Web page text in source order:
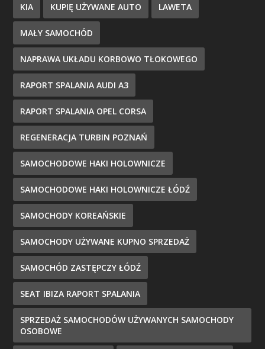
KIA KUPIĘ UŻYWANE AUTO LAWETA
MAŁY SAMOCHÓD
NAPRAWA UKŁADU KORBOWO TŁOKOWEGO
RAPORT SPALANIA AUDI A3
RAPORT SPALANIA OPEL CORSA
REGENERACJA TURBIN POZNAŃ
SAMOCHODOWE HAKI HOLOWNICZE
SAMOCHODOWE HAKI HOLOWNICZE ŁÓDŹ
SAMOCHODY KOREAŃSKIE
SAMOCHODY UŻYWANE KUPNO SPRZEDAŻ
SAMOCHÓD ZASTĘPCZY ŁÓDŹ
SEAT IBIZA RAPORT SPALANIA
SPRZEDAŻ SAMOCHODÓW UŻYWANYCH SAMOCHODY
OSOBOWE